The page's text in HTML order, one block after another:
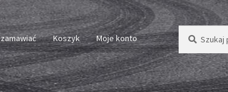
Koszyk Moje konto
Szukaj:
Szukaj